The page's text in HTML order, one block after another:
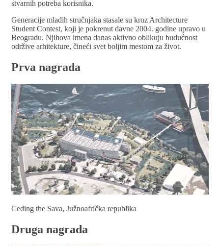
stvarnih potreba korisnika.
Generacije mladih stručnjaka stasale su kroz Architecture
Student Contest, koji je pokrenut davne 2004. godine upravo u
Beogradu. Njihova imena danas aktivno oblikuju budućnost
održive arhitekture, čineći svet boljim mestom za život.
Prva nagrada
Ceding the Sava, Južnoafrička republika
Druga nagrada